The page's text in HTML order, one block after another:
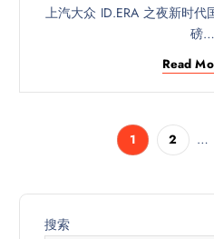
上汽大众 ID.ERA 之夜新时
磅…
Read
1 2 …
搜索